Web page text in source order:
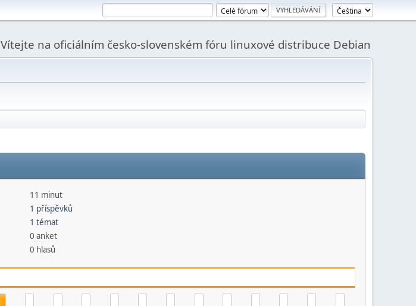
Vítejte na oficiálním česko-slovenském fóru linuxové distribuce Debian
11 minut
1 příspěvků
1 témat
0 anket
0 hlasů